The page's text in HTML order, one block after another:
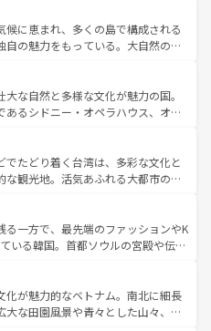
楽しむこともできる。 なお、新
テンツ一覧 を参照してほしい。
光、ショッピング、エンターテイ
激的なスポットだ。一方、アメリカ
り、グランドキャニオンやイエロー
は、音楽と美食が融合した独特の
メリカの各地域で異なる魅力を楽
性と豊かな歴史を感じることができ
お、新着のアメリカ
を参照してほしい。
候に恵まれ、多くの島で構成される
自の魅力をもっている。大自然の神
た、定番の観光地といえばオアフ
めるならマウイ島やカウアイ島が
グリーンに輝く海をはじめ、豊かな
れる人々を迎えてくれるハワイの
ルフードやハワイアンミュージッ
スなど、すべてがハワイの魅力を彩
新着のハワイ情報
照してほしい。
な自然と多様な文化が魅力の国。
あるシドニー・オペラハウス、オー
にそびえるウルル（エアーズロッ
しい原生林やケアンズの熱帯雨林な
ん。また、カフェやワイン、オージ
充実しており、サーフィンやダイ
ど、アウトドア好きにはたまらな
多彩な魅力を存分に味わいつくそ
でたどり着く台湾は、多彩な文化と
な観光地。活気あふれる大都市の台
である台湾東部など、都市の喧騒
しており、訪れる人に新しい発見と
る。また、奥深い台湾の食文化も魅
ーツなど、バラエティ豊かな料理
なお、新着の台湾情報は コンテンツ一覧を参
る一方で、最先端のファッションやK
いる韓国。首都ソウルの宮殿や伝統
四季折々の自然美を楽しむことが
チや焼肉、絶品のストリートフード
料理が待っている。夜には、韓国な
化が魅力的なベトナム。南北に細長
大な田園風景や青々とした山々、世